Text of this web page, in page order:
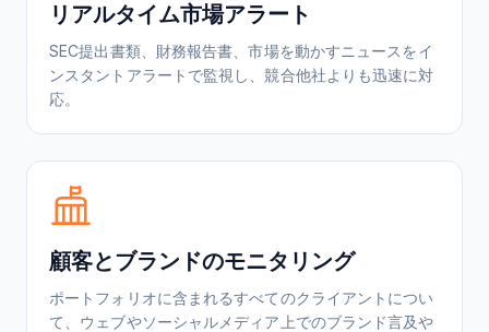
リアルタイム市場アラート
SEC提出書類、財務報告書、市場を動かすニュースをイ
ンスタントアラートで監視し、競合他社よりも迅速に対
応。
顧客とブランドのモニタリング
ポートフォリオに含まれるすべてのクライアントについ
て、ウェブやソーシャルメディア上でのブランド言及や